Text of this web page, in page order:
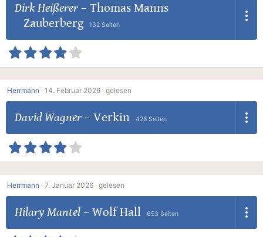
Dirk Heißerer– Thomas Manns
Zauberberg
132 Seiten
Herrmann · 14. Februar 2026 · gelesen
David Wagner– Verkin 428 Seiten
Herrmann · 7. Januar 2026 · gelesen
Hilary Mantel– Wolf Hall 653 Seiten